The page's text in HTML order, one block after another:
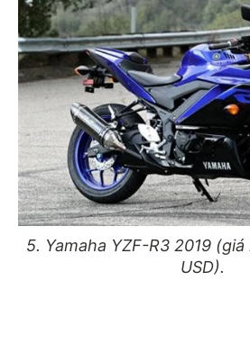
5. Yamaha YZF-R3 2019
USD).